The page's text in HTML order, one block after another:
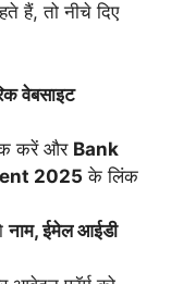
हैं, तो नीचे दिए
वेबसाइट
करें और Bank
2025 के लिंक
नाम, ईमेल आईडी